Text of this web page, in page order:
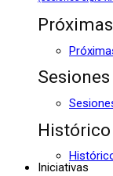
Iniciativas